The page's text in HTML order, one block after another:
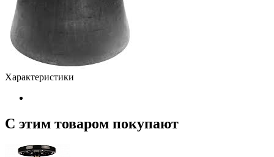
Характеристики
С этим товаром покупают